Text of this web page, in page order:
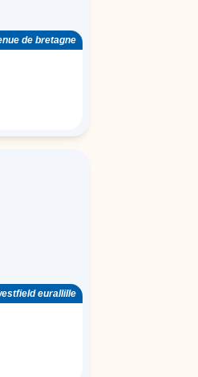
de bretagne
eurallille